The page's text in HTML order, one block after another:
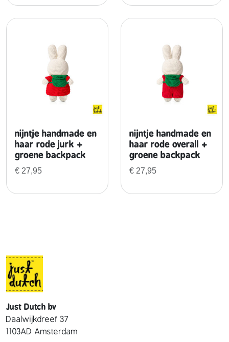
e
nijntje handmade en
haar rode jurk +
groene backpack
€ 27,95
nijntje handmade en
haar rode overall +
groene backpack
€ 27,95
Just Dutch bv
Daalwijkdreef 37
1103AD Amsterdam